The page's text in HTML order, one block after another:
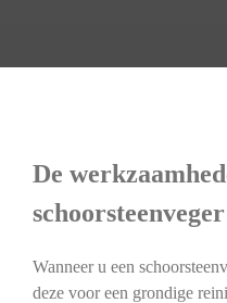
De
schoorsteenveger
Wanneer u een
deze voor een grondige